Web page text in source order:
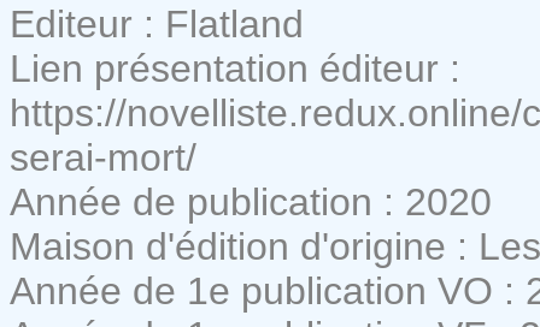
Editeur : Flatland
Lien présentation éditeur :
https://
serai-mort/
Année de publication : 2020
Maison d'édition d'origine :
Année de 1e publication VO :